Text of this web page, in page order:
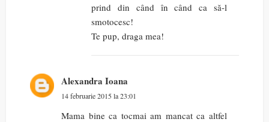
prind din când în când ca să-l
smotocesc!
Te pup, draga mea!
Alexandra Ioana
14 februarie 2015 la 23:01
Mama bine ca tocmai am mancat ca altfel